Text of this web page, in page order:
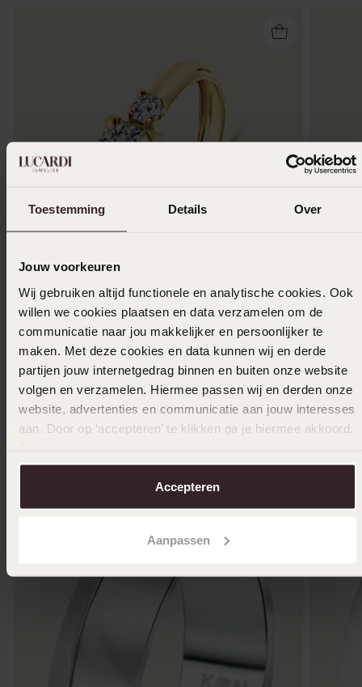
Toestemming Details Over
Jouw voorkeuren
Wij gebruiken altijd functionele en analytische cookies. Ook
willen we cookies plaatsen en data verzamelen om de
communicatie naar jou makkelijker en persoonlijker te
maken. Met deze cookies en data kunnen wij en derde
partijen jouw internetgedrag binnen en buiten onze website
volgen en verzamelen. Hiermee passen wij en derden onze
website, advertenties en communicatie aan jouw interesses
aan. Door op ‘accepteren’ te klikken ga je hiermee akkoord.
over in onscookiebeleid.
Accepteren
Aanpassen
Ring, 585 Gelbgold, mit 3 Zirkoniasteinen
279.99 159
14
Damen
Andere kauften auch